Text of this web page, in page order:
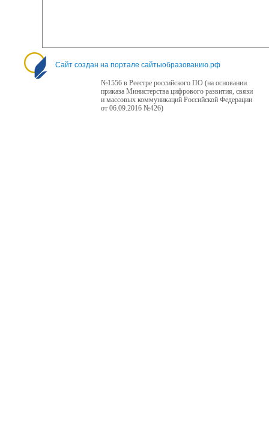
Сайт создан на портале сайтыобразованию.рф
№1556 в Реестре российского ПО (на основании
приказа Министерства цифрового развития, связи
и массовых коммуникаций Российской Федерации
от 06.09.2016 №426)